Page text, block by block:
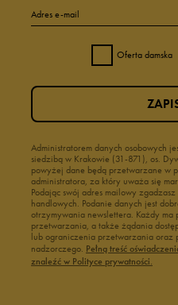
Adres e-mail
Oferta damska
Administratorem danych osobowych
siedzibą w Krakowie (31-871), os.
powyżej dane będą przetwarzane w
administratora, za który uważa się
Podając swój adres mailowy
handlowych. Podanie danych jest
otrzymywania newslettera. Każdy ma
przetwarzania, a także żądania
lub ograniczenia przetwarzania oraz
nadzorczego. Pełną treść
znaleźć w Polityce prywatności.